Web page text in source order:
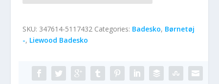
SKU: 347614-5117432 Categories: Badesko, Børnetøj
-, Liewood Badesko